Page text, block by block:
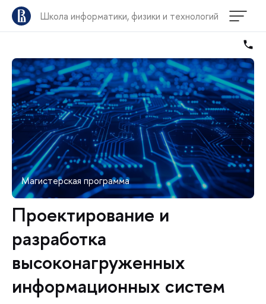
Школа информатики, физики и технологий
Магистерская программа
Проектирование и
разработка
высоконагруженных
информационных систем